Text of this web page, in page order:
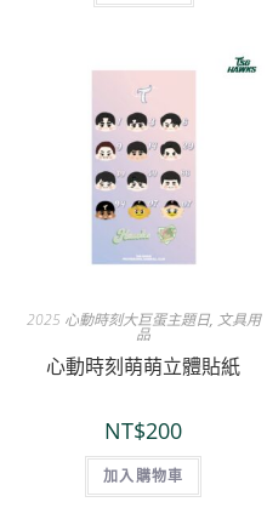
2025 心動時刻大巨蛋主題日, 文具用
品
心動時刻萌萌立體貼紙
NT$200
加入購物車